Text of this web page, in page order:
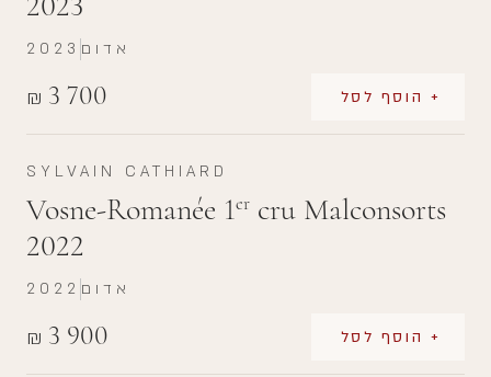
₪ 3 700 + הוסף לסל
2023 אדום
SYLVAIN CATHIARD
Vosne-Romanée 1er cru Malconsorts
2022
₪ 3 900 + הוסף לסל
2022 אדום